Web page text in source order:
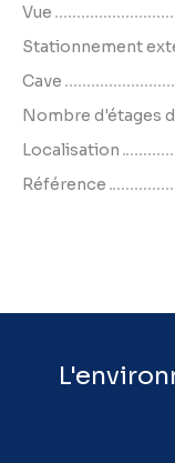
Vue
Stationnement
Cave
Nombre d'étages
Localisation
Référence